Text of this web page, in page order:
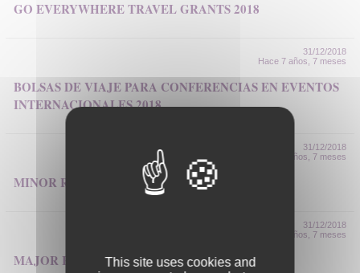
GO EVERYWHERE TRAVEL GRANTS 2018
31/12/2018
Hace 7 años, 7 meses
BOLSAS DE VIAJE PARA CONFERENCIAS EN EVENTOS
INTERNACIONALES 2018
31/12/2018
Hace 7 años, 7 meses
MINOR RESEARCH GRANTS 2018
31/12/2018
Hace 7 años, 7 meses
MAJOR RESEARCH GRANTS 2018
This site uses cookies and